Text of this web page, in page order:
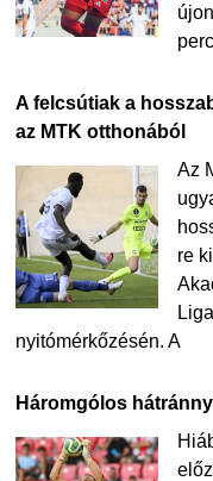
A felcsútiak a
az MTK otthonából
Az
re
nyitómérkőzésén. A
Háromgólos